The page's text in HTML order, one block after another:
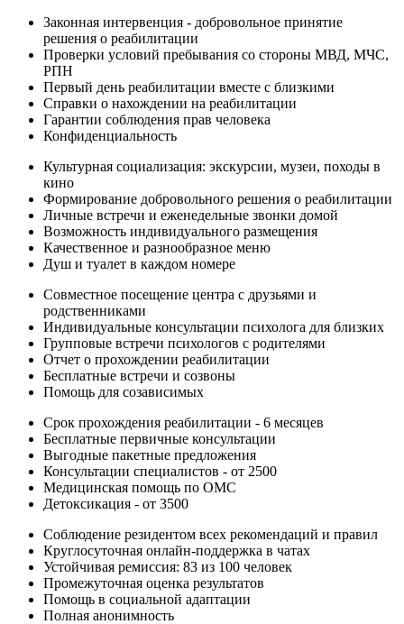
Законная интервенция - добровольное принятие
решения о реабилитации
Проверки условий пребывания со стороны МВД, МЧС,
РПН
Первый день реабилитации вместе с близкими
Справки о нахождении на реабилитации
Гарантии соблюдения прав человека
Конфиденциальность
Культурная социализация: экскурсии, музеи, походы в
кино
Формирование добровольного решения о реабилитации
Личные встречи и еженедельные звонки домой
Возможность индивидуального размещения
Качественное и разнообразное меню
Душ и туалет в каждом номере
Совместное посещение центра с друзьями и
родственниками
Индивидуальные консультации психолога для близких
Групповые встречи психологов с родителями
Отчет о прохождении реабилитации
Бесплатные встречи и созвоны
Помощь для созависимых
Срок прохождения реабилитации - 6 месяцев
Бесплатные первичные консультации
Выгодные пакетные предложения
Консультации специалистов - от 2500
Медицинская помощь по ОМС
Детоксикация - от 3500
Соблюдение резидентом всех рекомендаций и правил
Круглосуточная онлайн-поддержка в чатах
Устойчивая ремиссия: 83 из 100 человек
Промежуточная оценка результатов
Помощь в социальной адаптации
Полная анонимность